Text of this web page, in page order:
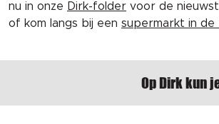
nu in onze Dirk-folder voor de
of kom langs bij een supermarkt in de
Op Dirk kun